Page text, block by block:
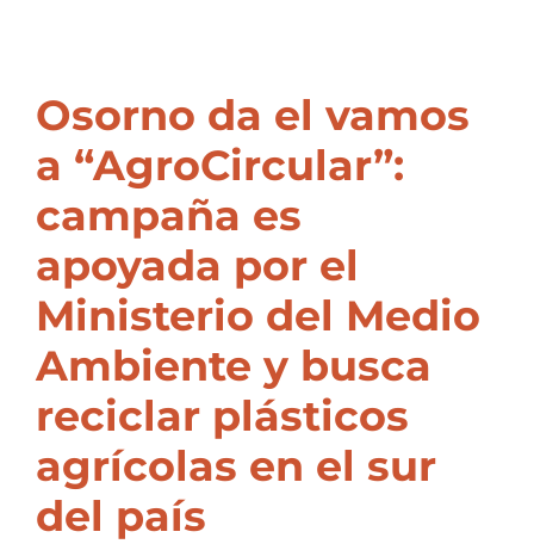
Osorno da el vamos
a “AgroCircular”:
campaña es
apoyada por el
Ministerio del Medio
Ambiente y busca
reciclar plásticos
agrícolas en el sur
del país